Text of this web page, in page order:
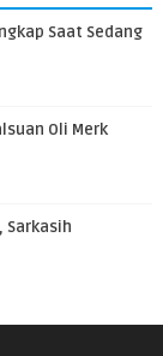
Saat Sedang
Oli Merk
Sarkasih